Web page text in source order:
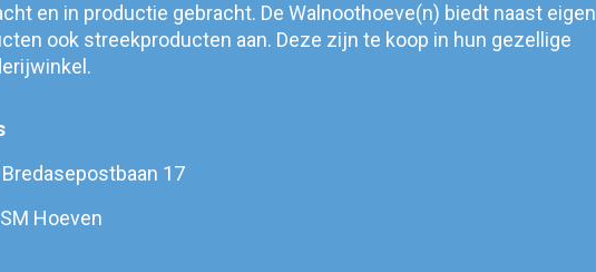
en in productie gebracht. De Walnoothoeve(n) biedt naast eigen
ook streekproducten aan. Deze zijn te koop in hun gezellige
Bredasepostbaan 17
Hoeven